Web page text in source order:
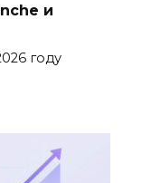
и
году